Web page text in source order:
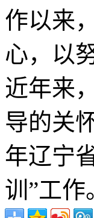
作以来
心，以
近年来
导的关
年辽宁
训”工作